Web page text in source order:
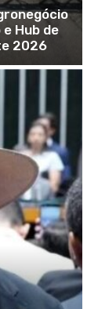
Hub de
2026